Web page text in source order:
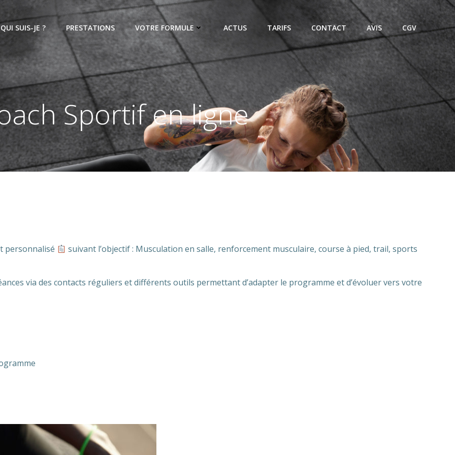
QUI SUIS-JE ? PRESTATIONS VOTRE FORMULE ACTUS TARIFS CONTACT AVIS CGV
Sportif en ligne
personnalisé
suivant l’objectif : Musculation en salle, renforcement musculaire, course à pied, trail, sports
via des contacts réguliers et différents outils permettant d’adapter le programme et d’évoluer vers votre